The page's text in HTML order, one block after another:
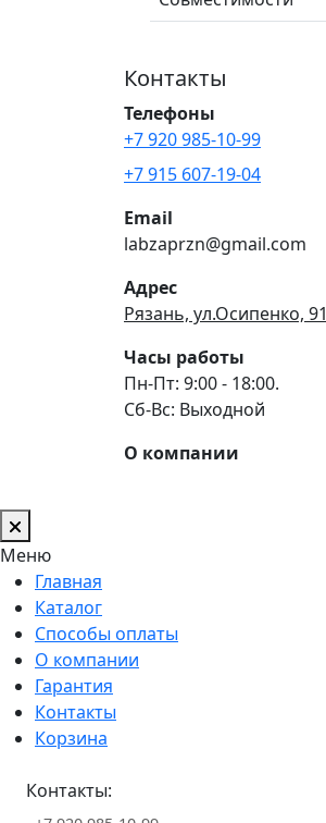
Контакты
Телефоны
+7 920 985-10-99
+7 915 607-19-04
Email
labzaprzn@gmail.com
Адрес
Рязань, ул.Осипенко, 91
Часы работы
Пн-Пт: 9:00 - 18:00.
Сб-Вс: Выходной
О компании
Меню
Главная
Каталог
Способы оплаты
О компании
Гарантия
Контакты
Корзина
Контакты: